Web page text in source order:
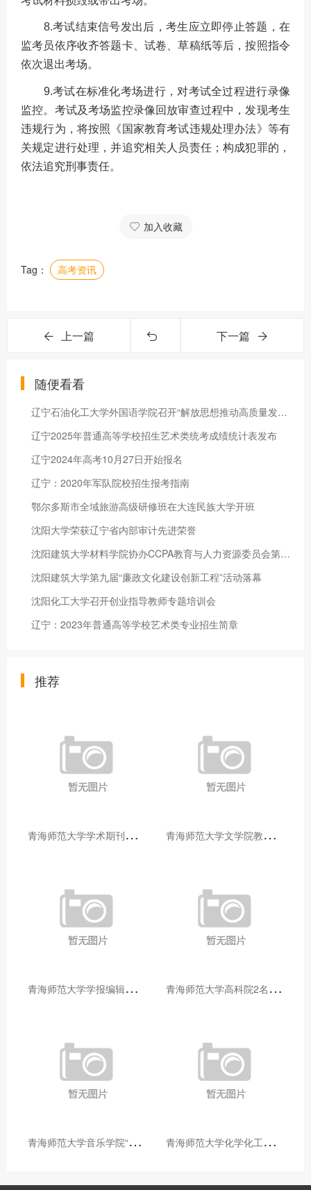
8.考试结束信号发出后，考生应立即停止答题，在
监考员依序收齐答题卡、试卷、草稿纸等后，按照指令
依次退出考场。
9.考试在标准化考场进行，对考试全过程进行录像
监控。考试及考场监控录像回放审查过程中，发现考生
违规行为，将按照《国家教育考试违规处理办法》等有
关规定进行处理，并追究相关人员责任；构成犯罪的，
依法追究刑事责任。
加入收藏
Tag： 高考资讯
上一篇 下一篇
随便看看
辽宁石油化工大学外国语学院召开“解放思想推动高质量发展大讨论
辽宁2025年普通高等学校招生艺术类统考成绩统计表发布
辽宁2024年高考10月27日开始报名
辽宁：2020年军队院校招生报考指南
鄂尔多斯市全域旅游高级研修班在大连民族大学开班
沈阳大学荣获辽宁省内部审计先进荣誉
沈阳建筑大学材料学院协办CCPA教育与人力资源委员会第二届大型对
沈阳建筑大学第九届“廉政文化建设创新工程”活动落幕
沈阳化工大学召开创业指导教师专题培训会
辽宁：2023年普通高等学校艺术类专业招生简章
推荐
青
海师范大学学术期刊两个专栏入选2025年青海省期刊重点专栏 青
海师范大学文学院教师赴山东省相关高校和学术机构交流学习
青
海师范大学学报编辑部赴大通县城关镇上毛佰胜村开展帮扶慰问活动 青
海师范大学高科院2名专家当选中国科学院院士
青
海师范大学音乐学院“青舞华章”本科舞蹈专业中期汇报圆满落幕 青
海师范大学化学化工学院开展铸牢中华民族共同体意识大讲堂活动